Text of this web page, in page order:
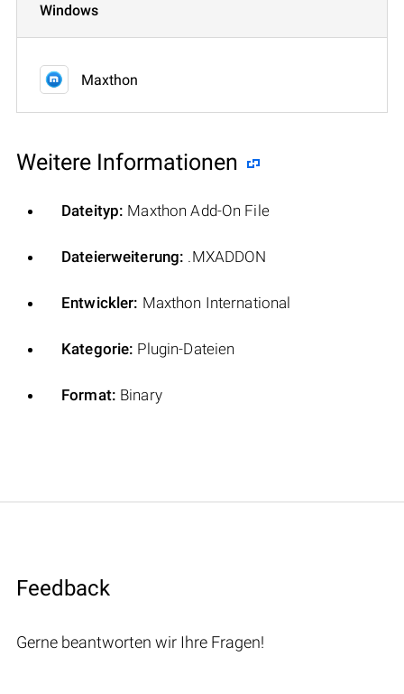
Windows
Maxthon
Weitere Informationen
Dateityp: Maxthon Add-On File
Dateierweiterung: .MXADDON
Entwickler: Maxthon International
Kategorie: Plugin-Dateien
Format: Binary
Feedback
Gerne beantworten wir Ihre Fragen!